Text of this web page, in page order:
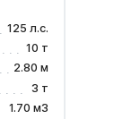
125 л.с.
10 т
2.80 м
3 т
1.70 м3